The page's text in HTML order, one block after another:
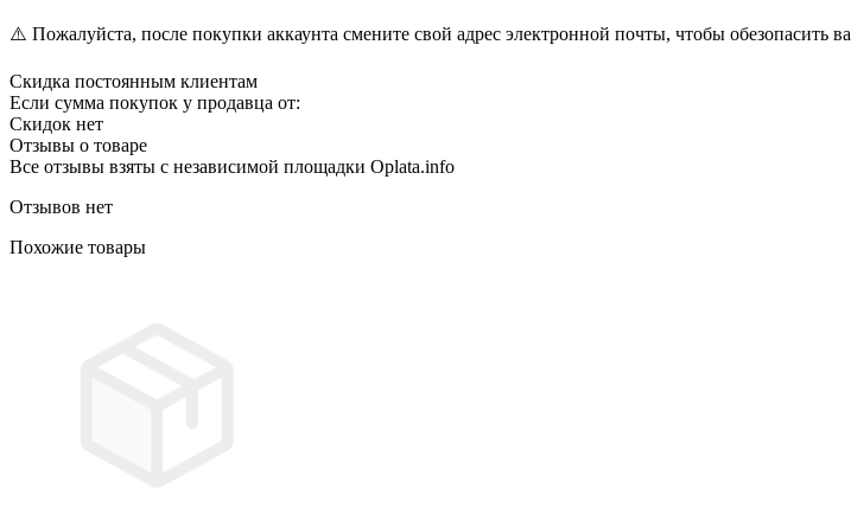
⚠️ Пожалуйста, после покупки аккаунта смените свой адрес электронной почты, чтобы обезопасить
Скидка постоянным клиентам
Если сумма покупок у продавца от:
Скидок нет
Отзывы о товаре
Все отзывы взяты с независимой площадки Oplata.info
Отзывов нет
Похожие товары